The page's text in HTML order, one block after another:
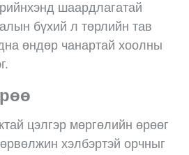
шаардлагатай
бүхий л төрлийн тав
өндөр чанартай хоолны
цэлгэр мөргөлийн өрөөг
хэлбэртэй орчныг